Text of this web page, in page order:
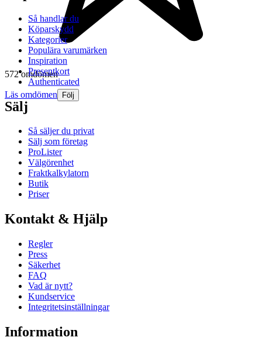
572 omdömen
Läs omdömen Följ
Så handlar du
Köparskydd
Kategorier
Populära varumärken
Inspiration
Presentkort
Authenticated
Sälj
Så säljer du privat
Sälj som företag
ProLister
Välgörenhet
Fraktkalkylatorn
Butik
Priser
Kontakt & Hjälp
Regler
Press
Säkerhet
FAQ
Vad är nytt?
Kundservice
Integritetsinställningar
Information